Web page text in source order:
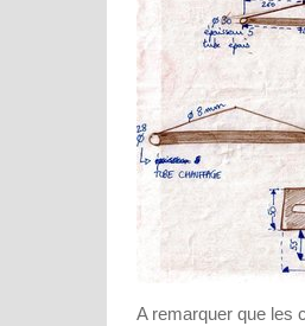
A remarquer que les